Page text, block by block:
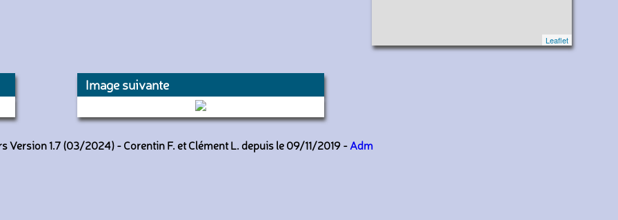
Leaflet
Image suivante
1188 (RATP)
Version 1.7 (03/2024) - Corentin F. et Clément L. depuis le 09/11/2019 -Adm